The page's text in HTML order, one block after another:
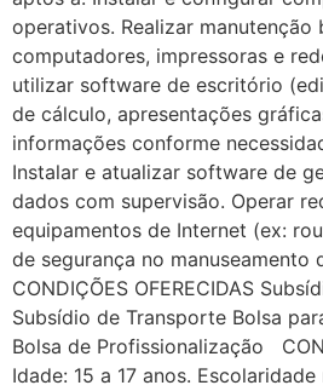
operativos. Realizar manutenção
computadores, impressoras e
utilizar software de escritório
de cálculo, apresentações
informações conforme
Instalar e atualizar software de
dados com supervisão. Operar
equipamentos de Internet (ex:
de segurança no manuseamento
CONDIÇÕES OFERECIDAS
Subsídio de Transporte Bolsa
Bolsa de Profissionalização
Idade: 15 a 17 anos.